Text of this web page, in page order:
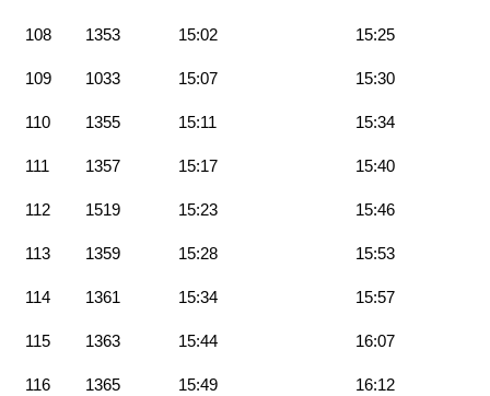
108 1353 15:02 15:25
109 1033 15:07 15:30
110 1355 15:11 15:34
111 1357 15:17 15:40
112 1519 15:23 15:46
113 1359 15:28 15:53
114 1361 15:34 15:57
115 1363 15:44 16:07
116 1365 15:49 16:12